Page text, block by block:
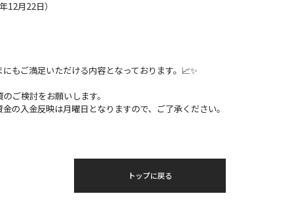
12月22日）
もご満足いただける内容となっております。📈✨
ご検討をお願いします。
の入金反映は月曜日となりますので、ご了承ください。
トップに戻る